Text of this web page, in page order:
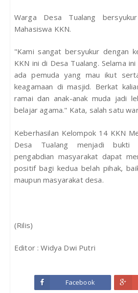
Warga Desa Tualang
Mahasiswa KKN.
"Kami sangat bersyukur dengan
KKN ini di Desa Tualang. Selama
ada pemuda yang mau ikut
keagamaan di masjid. Berkat
ramai dan anak-anak muda jadi
belajar agama." Kata, salah satu
Keberhasilan Kelompok 14 KKN
Desa Tualang menjadi bukti
pengabdian masyarakat dapat
positif bagi kedua belah pihak,
maupun masyarakat desa.
(Rilis)
Editor : Widya Dwi Putri
Facebook